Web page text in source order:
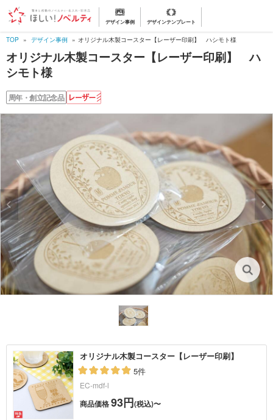
デザイン事例 デザインテンプレート
TOP デザイン事例 オリジナル木製コースター【レーザー印刷】 ハシモト様
オリジナル木製コースター【レーザー印刷】 ハ
シモト様
周年・創立記念品レ
ー
ザ
刻
オリジナル木製コースター【レーザー印刷】
5件
EC-mdf-l
商品価格93円(税込)〜